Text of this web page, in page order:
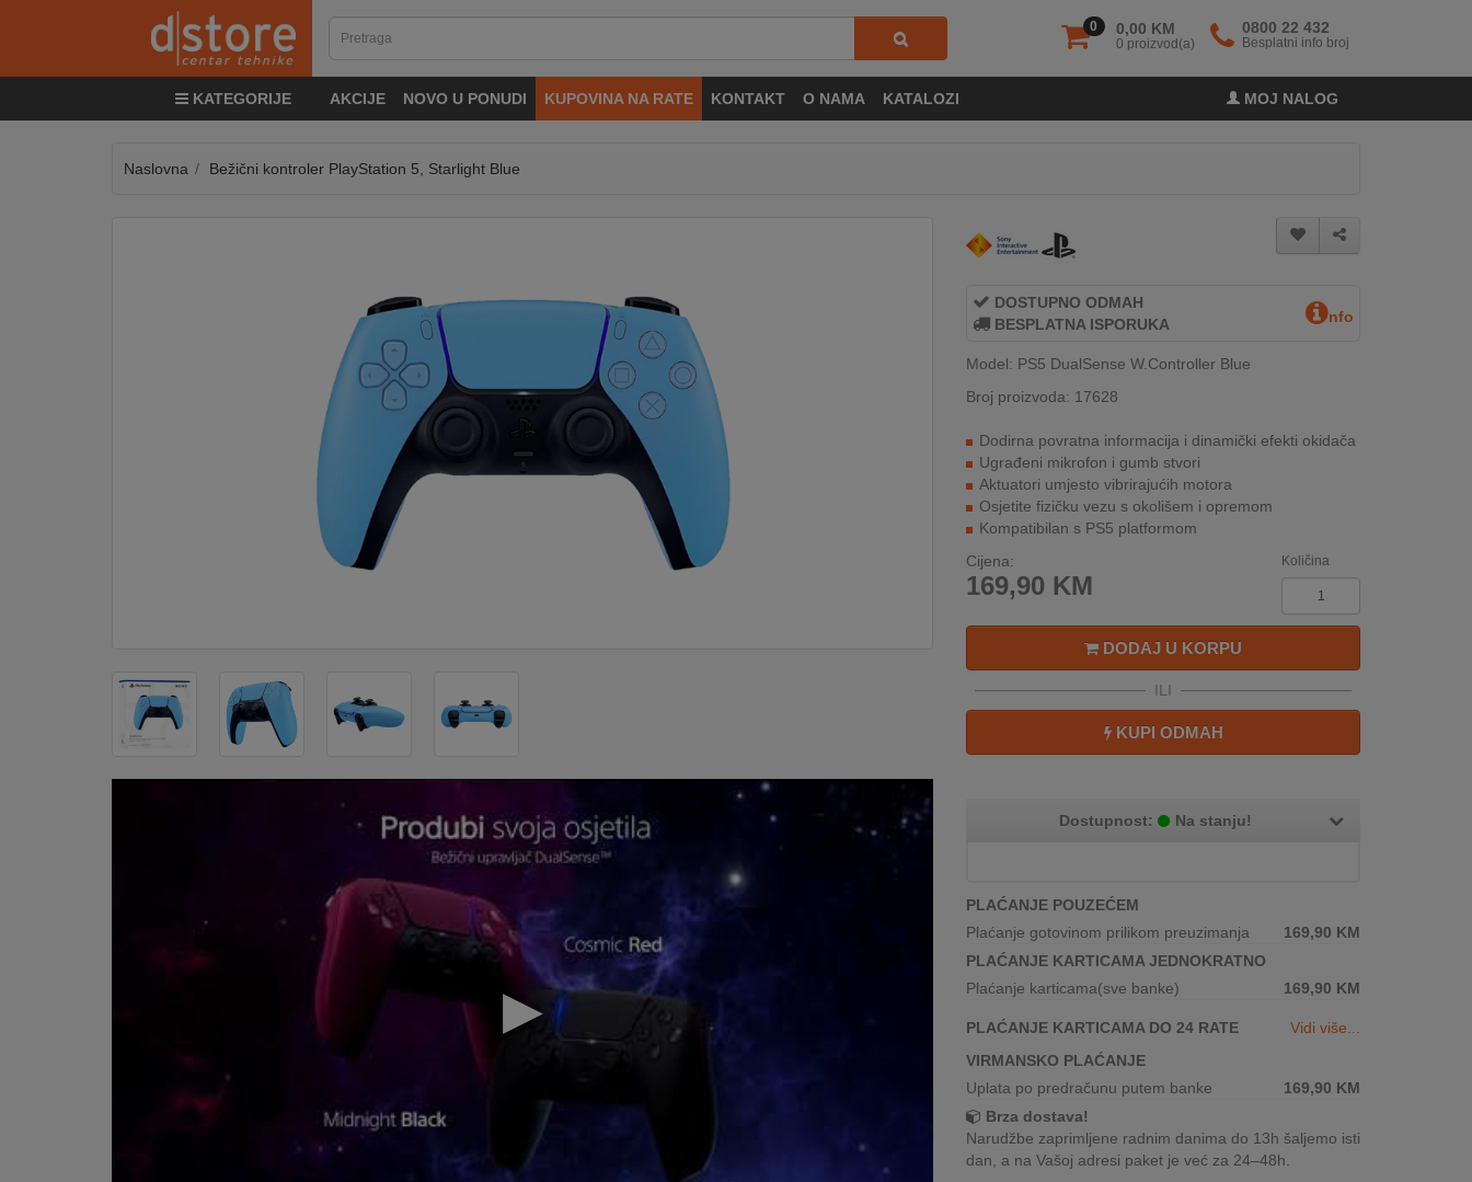
0 0,00 KM
0 proizvod(a)
0800 22 432
Besplatni info broj
KATEGORIJE AKCIJE NOVO U PONUDI KUPOVINA NA RATE KONTAKT O NAMA KATALOZI MOJ NALOG
&
KLIMATIZACIJA
Naslovna Bežični kontroler PlayStation 5, Starlight Blue
DOSTUPNO ODMAH
BESPLATNA ISPORUKA
nfo
Model: PS5 DualSense W.Controller Blue
Broj proizvoda: 17628
Dodirna povratna informacija i dinamički efekti okidača
Ugrađeni mikrofon i gumb stvori
Aktuatori umjesto vibrirajućih motora
Osjetite fizičku vezu s okolišem i opremom
Kompatibilan s PS5 platformom
Cijena:
169,90 KM
Količina
DODAJ U KORPU
ILI
KUPI ODMAH
Dostupnost: Na stanju!
PLAĆANJE POUZEĆEM
Plaćanje gotovinom prilikom preuzimanja
169,90 KM
PLAĆANJE KARTICAMA JEDNOKRATNO
Plaćanje karticama(sve banke)
169,90 KM
PLAĆANJE KARTICAMA DO 24 RATE
Vidi više...
VIRMANSKO PLAĆANJE
Uplata po predračunu putem banke
169,90 KM
Brza dostava!
Narudžbe zaprimljene radnim danima do 13h šaljemo isti
dan, a na Vašoj adresi paket je već za 24–48h.